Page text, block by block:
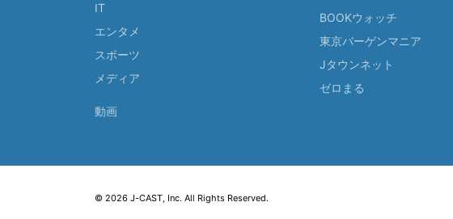
IT
エンタメ
スポーツ
メディア
動画
BOOKウォッチ
東京バーゲンマニア
Jタウンネット
ゼロまる
© 2026 J-CAST, Inc. All Rights Reserved.